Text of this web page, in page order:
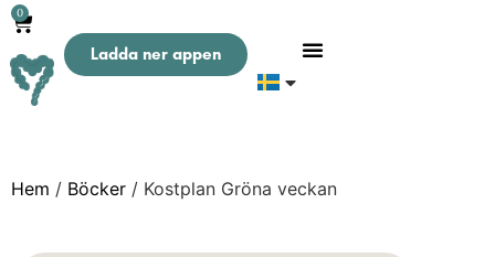
0
Ladda ner appen
Hem / Böcker / Kostplan Gröna veckan